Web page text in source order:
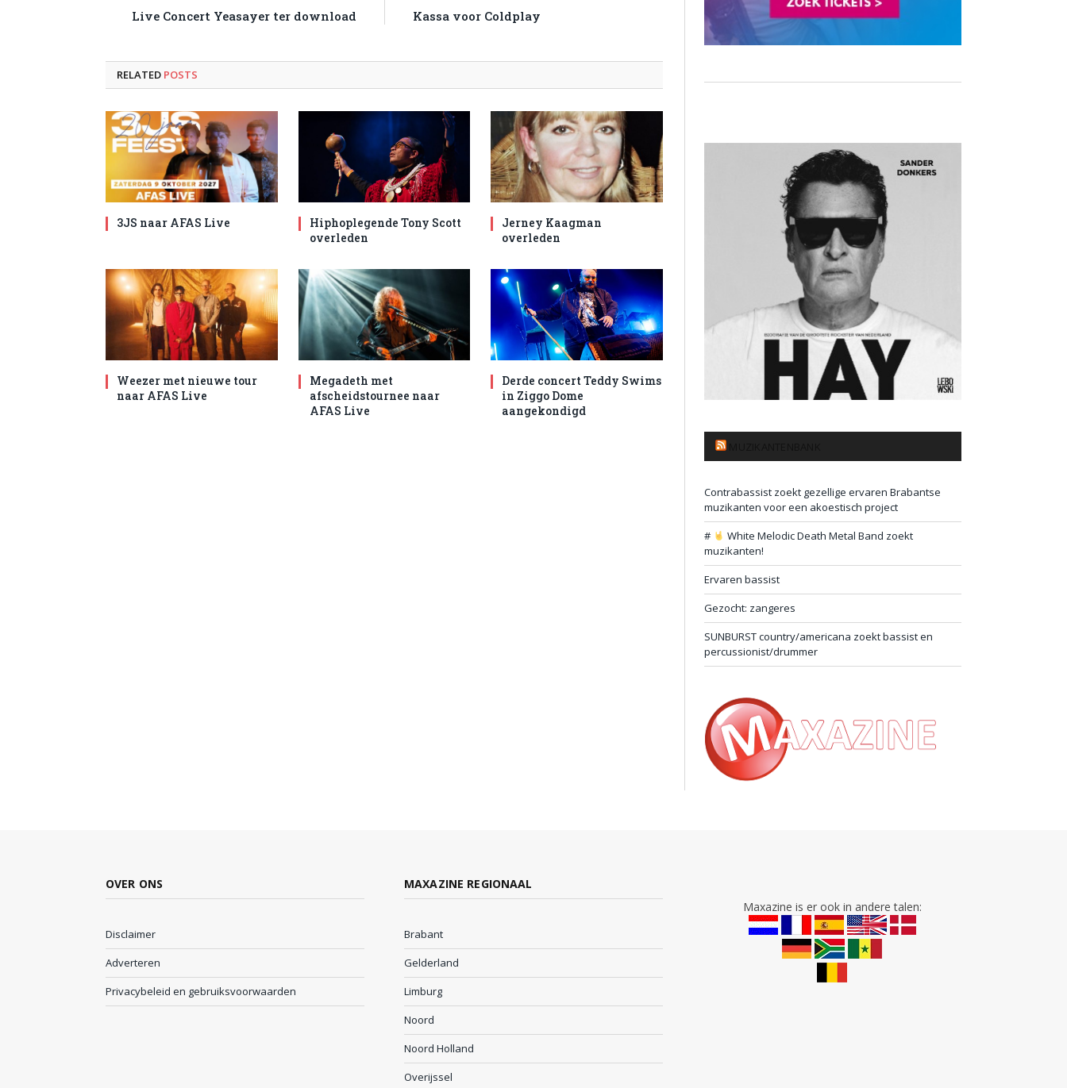
Live Concert Yeasayer ter download Kassa voor Coldplay
RELATED POSTS
3JS naar AFAS Live
Hiphoplegende Tony Scott
overleden
Jerney Kaagman
overleden
Weezer met nieuwe tour
naar AFAS Live
Megadeth met
afscheidstournee naar
AFAS Live
Derde concert Teddy Swims
in Ziggo Dome
aangekondigd
Contrabassist zoekt gezellige ervaren Brabantse
muzikanten voor een akoestisch project
#
White Melodic Death Metal Band zoekt
muzikanten!
Ervaren bassist
Gezocht: zangeres
SUNBURST country/americana zoekt bassist en
percussionist/drummer
OVER ONS
Disclaimer
Adverteren
Privacybeleid en gebruiksvoorwaarden
MAXAZINE REGIONAAL
Brabant
Gelderland
Limburg
Noord
Noord Holland
Overijssel
Maxazine is er ook in andere talen: